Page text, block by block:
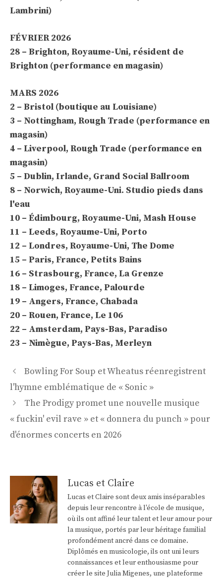
Lambrini)
FÉVRIER 2026
28 – Brighton, Royaume-Uni, résident de
Brighton (performance en magasin)
MARS 2026
2 – Bristol (boutique au Louisiane)
3 – Nottingham, Rough Trade (performance en
magasin)
4 – Liverpool, Rough Trade (performance en
magasin)
5 – Dublin, Irlande, Grand Social Ballroom
8 – Norwich, Royaume-Uni. Studio pieds dans
l'eau
10 – Édimbourg, Royaume-Uni, Mash House
11 – Leeds, Royaume-Uni, Porto
12 – Londres, Royaume-Uni, The Dome
15 – Paris, France, Petits Bains
16 – Strasbourg, France, La Grenze
18 – Limoges, France, Palourde
19 – Angers, France, Chabada
20 – Rouen, France, Le 106
22 – Amsterdam, Pays-Bas, Paradiso
23 – Nimègue, Pays-Bas, Merleyn
Navigation
des
articles
Bowling For Soup et Wheatus réenregistrent
l'hymne emblématique de « Sonic »
The Prodigy promet une nouvelle musique
« fuckin' evil rave » et « donnera du punch » pour
d'énormes concerts en 2026
Lucas et Claire
Lucas et Claire sont deux amis inséparables
depuis leur rencontre à l'école de musique,
où ils ont affiné leur talent et leur amour pour
la musique, portés par leur héritage familial
profondément ancré dans ce domaine.
Diplômés en musicologie, ils ont uni leurs
connaissances et leur enthousiasme pour
créer le site Julia Migenes, une plateforme